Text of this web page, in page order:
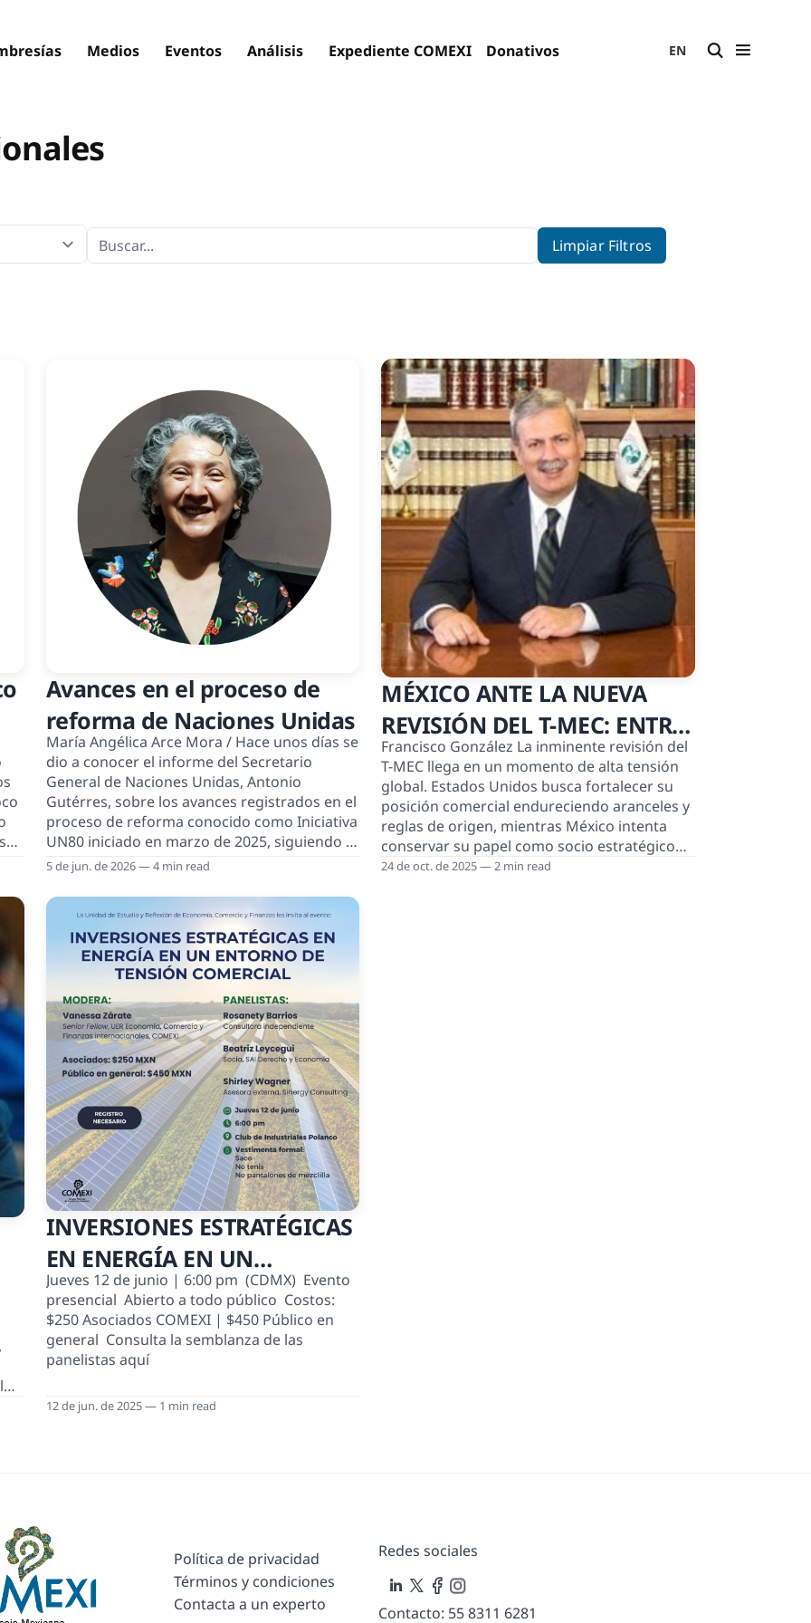
Medios Eventos Análisis Expediente COMEXI Donativos EN
Limpiar Filtros
Avances en el proceso de
reforma de Naciones Unidas
María Angélica Arce Mora / Hace unos días se
dio a conocer el informe del Secretario
General de Naciones Unidas, Antonio
Gutérres, sobre los avances registrados en el
proceso de reforma conocido como Iniciativa
UN80 iniciado en marzo de 2025, siguiendo el
camino trazado por la Agenda 2030 para el
Futuro. Las reuniones periódicas de
negociación entre los 193 Estados miembros
sobre las medidas que deberán adoptarse
para reformar a la ONU son una evidencia
5 de jun. de 2026 — 4 min read
MÉXICO ANTE LA NUEVA
REVISIÓN DEL T-MEC: ENTRE
LOS RETOS Y LAS
OPORTUNIDADES
Francisco González La inminente revisión del
T-MEC llega en un momento de alta tensión
global. Estados Unidos busca fortalecer su
posición comercial endureciendo aranceles y
reglas de origen, mientras México intenta
conservar su papel como socio estratégico
en la región. En este entorno, el sector de
24 de oct. de 2025 — 2 min read
INVERSIONES ESTRATÉGICAS
EN ENERGÍA EN UN
ENTORNO DE TENSIÓN
COMERCIAL
Jueves 12 de junio | 6:00 pm (CDMX) Evento
presencial Abierto a todo público Costos:
$250 Asociados COMEXI | $450 Público en
general Consulta la semblanza de las
panelistas aquí
12 de jun. de 2025 — 1 min read
Política de privacidad
Términos y condiciones
Contacta a un experto
Redes sociales
Contacto: 55 8311 6281